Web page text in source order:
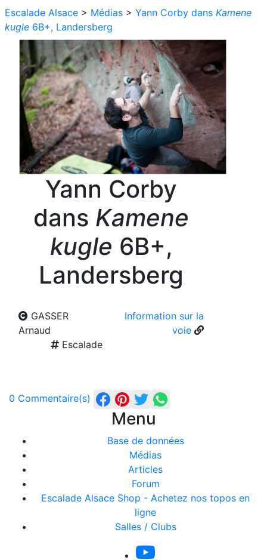
Escalade Alsace > Médias > Yann Corby dans Kamene
kugle 6B+, Landersberg
Yann Corby
dans Kamene
kugle 6B+,
Landersberg
GASSER
Arnaud
Information sur la
voie
Escalade
0 Commentaire(s)
Menu
Base de données
Médias
Articles
Forum
Escalade Alsace Shop - Achetez nos topos en
ligne
Salles / Clubs